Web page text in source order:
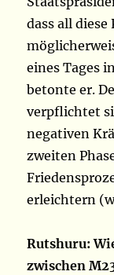
dass all diese
eines Tages
betonte er.
verpflichtet
negativen
zweiten
erleichtern
Rutshuru:
zwischen